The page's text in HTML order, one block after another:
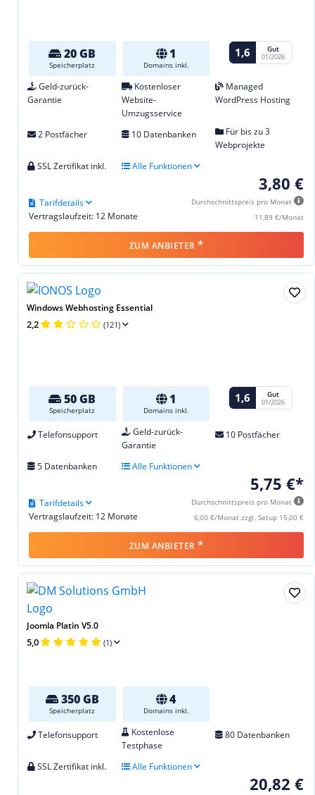
20 GB
Speicherplatz
1
Domains inkl.
1,6 Gut
01/2026
Geld-zurück-
Garantie
Kostenloser
Website-
Umzugsservice
Managed
WordPress Hosting
2 Postfächer 10 Datenbanken
Für bis zu 3
Webprojekte
SSL Zertifikat inkl.
Alle Funktionen
3,80 €
Durchschnittspreis pro Monat
11,89 €/Monat
Vertragslaufzeit: 12 Monate
Tarifdetails
ZUM ANBIETER *
Windows Webhosting Essential
2,2 (121)
50 GB
Speicherplatz
1
Domains inkl.
1,6 Gut
01/2026
Telefonsupport
Geld-zurück-
Garantie
10 Postfächer
5 Datenbanken Alle Funktionen
5,75 €*
Durchschnittspreis pro Monat
6,00 €/Monat zzgl. Setup 15,00 €
Vertragslaufzeit: 12 Monate
Tarifdetails
ZUM ANBIETER *
Joomla Platin V5.0
5,0 (1)
350 GB
Speicherplatz
4
Domains inkl.
Telefonsupport
Kostenlose
Testphase
80 Datenbanken
SSL Zertifikat inkl. Alle Funktionen
20,82 €